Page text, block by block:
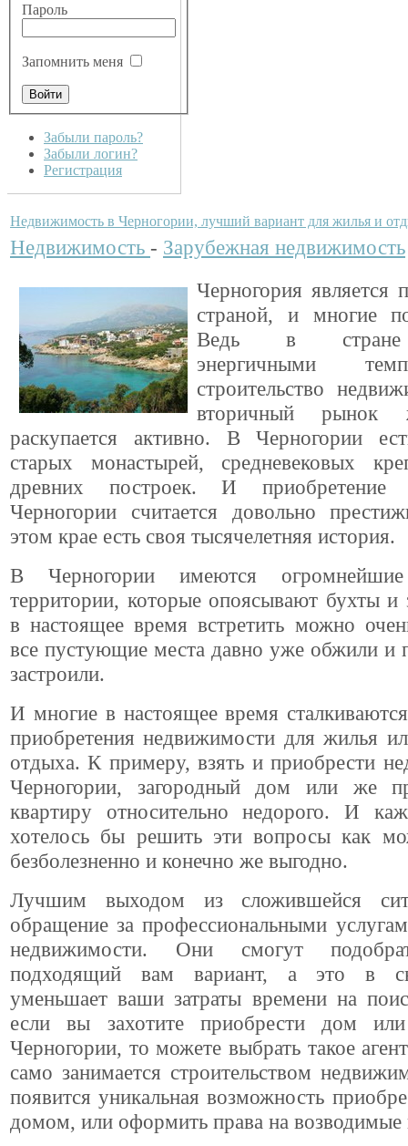
Пароль
Запомнить меня
Забыли пароль?
Забыли логин?
Регистрация
Недвижимость в Черногории, лучший вариант для жилья и
Недвижимость - Зарубежная недвижимость
Черногория является
страной, и многие
Ведь в стране
энергичными
строительство
вторичный рынок
раскупается активно. В Черногории
старых монастырей, средневековых
древних построек. И
Черногории считается довольно
этом крае есть своя тысячелетняя история.
В Черногории имеются
территории, которые опоясывают бухты и
в настоящее время встретить можно
все пустующие места давно уже обжили и
застроили.
И многие в настоящее время
приобретения недвижимости для жилья
отдыха. К примеру, взять и приобрести
Черногории, загородный дом или же
квартиру относительно недорого. И
хотелось бы решить эти вопросы как
безболезненно и конечно же выгодно.
Лучшим выходом из сложившейся
обращение за профессиональными
недвижимости. Они смогут
подходящий вам вариант, а это в
уменьшает ваши затраты времени на
если вы захотите приобрести дом
Черногории, то можете выбрать такое
само занимается строительством
появится уникальная возможность
домом, или оформить права на возводимые